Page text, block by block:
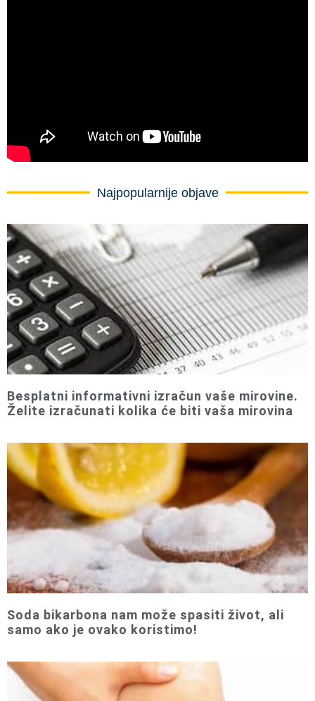
Najpopularnije objave
Besplatni informativni izračun vaše mirovine.
Želite izračunati kolika će biti vaša mirovina
Soda bikarbona nam može spasiti život, ali
samo ako je ovako koristimo!